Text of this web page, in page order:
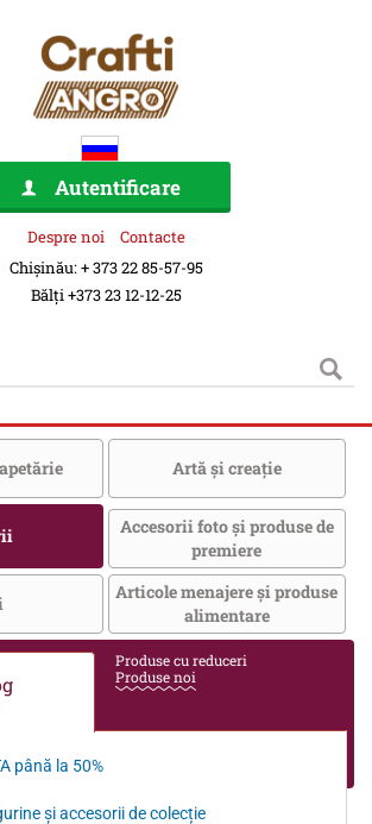
Autentificare
Despre noi
Contacte
Chișinău: + 373 22 85-57-95
Bălți +373 23 12-12-25
Artă şi creaţie
Accesorii foto şi produse de
premiere
Articole menajere și produse
alimentare
Produse cu reduceri
Produse noi
până la 50%
și accesorii de colecție